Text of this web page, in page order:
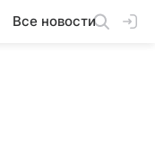
Все новости